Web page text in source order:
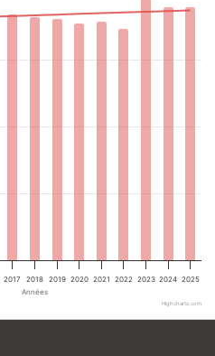
Années
2017 2018 2019 2020 2021 2022 2023 2024 2025
Highcharts.com